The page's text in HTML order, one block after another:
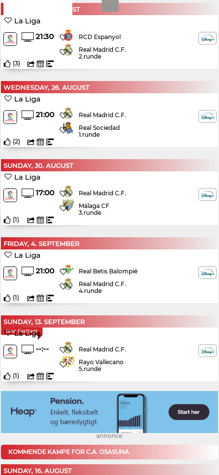
SATURDAY, 22. AUGUST
La Liga
21:30
RCD Espanyol
Real Madrid C.F.
2.runde
(3)
WEDNESDAY, 26. AUGUST
La Liga
21:00
Real Madrid C.F.
Real Sociedad
1.runde
(2)
SUNDAY, 30. AUGUST
La Liga
17:00
Real Madrid C.F.
Málaga CF
3.runde
(1)
FRIDAY, 4. SEPTEMBER
La Liga
21:00
Real Betis Balompié
Real Madrid C.F.
4.runde
(1)
SUNDAY, 13. SEPTEMBER
Ikke Fastlagt
La Liga
--:--
Real Madrid C.F.
Rayo Vallecano
5.runde
(1)
annonce
KOMMENDE KAMPE FOR C.A. OSASUNA
SUNDAY, 16. AUGUST